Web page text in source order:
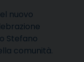
nuovo
Stefano
comunità.